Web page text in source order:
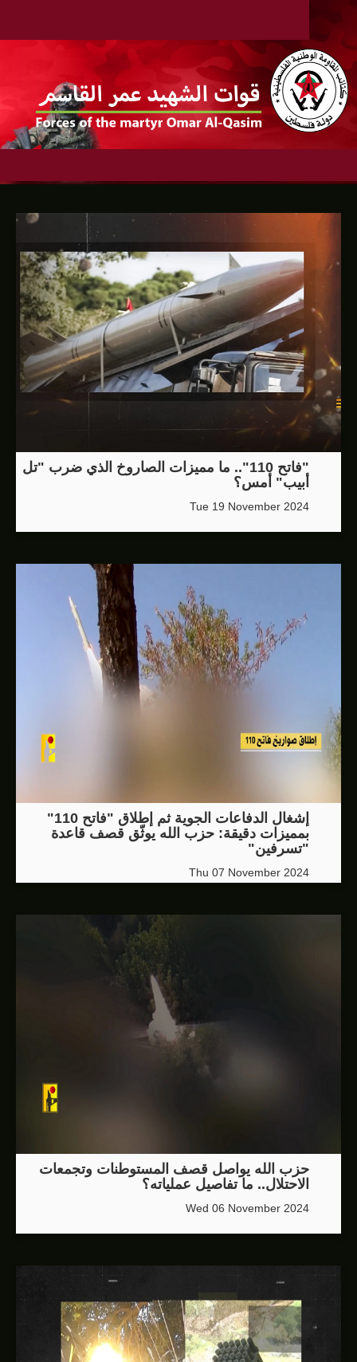
"فاتح 110".. ما مميزات الصاروخ الذي ضرب "تل
أبيب" أمس؟
Tue 19 November 2024
إشغال الدفاعات الجوية ثم إطلاق "فاتح 110"
بمميزات دقيقة: حزب الله يوثّق قصف قاعدة
"تسرفين"
Thu 07 November 2024
حزب الله يواصل قصف المستوطنات وتجمعات
الاحتلال.. ما تفاصيل عملياته؟
Wed 06 November 2024